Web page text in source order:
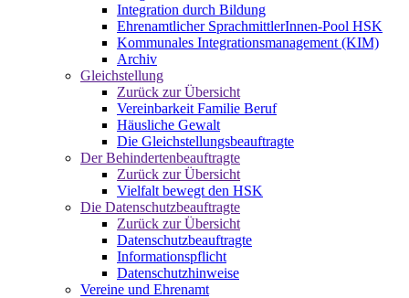
Integration durch Bildung
Ehrenamtlicher SprachmittlerInnen-Pool HSK
Kommunales Integrationsmanagement (KIM)
Archiv
Gleichstellung
Zurück zur Übersicht
Vereinbarkeit Familie Beruf
Häusliche Gewalt
Die Gleichstellungsbeauftragte
Der Behindertenbeauftragte
Zurück zur Übersicht
Vielfalt bewegt den HSK
Die Datenschutzbeauftragte
Zurück zur Übersicht
Datenschutzbeauftragte
Informationspflicht
Datenschutzhinweise
Vereine und Ehrenamt